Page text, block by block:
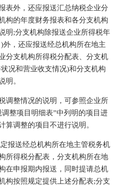
表外，还应报送汇总纳税企业分
构的年度财务报表和各分支机构
明;分支机构除报送企业所得税年
外，还应报送经总机构所在地主
分支机构所得税分配表、分支机
况和营业收支情况)和分支机构
明。
整情况的说明，可参照企业所
整项目明细表”中列明的项目进
算调整的项目不进行说明。
送经总机构所在地主管税务机
所得税分配表，分支机构所在地
在申报期内报送，同时提请总机
构按照规定提供上述分配表;分支